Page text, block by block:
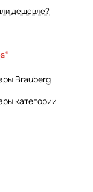
дешевле?
Brauberg
категории